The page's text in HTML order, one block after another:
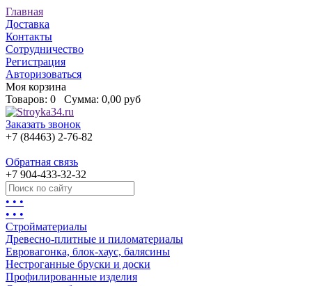
Главная
Доставка
Контакты
Сотрудничество
Регистрация
Авторизоваться
Моя корзина
Товаров: 0 Сумма: 0,00 руб
Заказать звонок
+7 (84463) 2-76-82
Обратная связь
+7 904-433-32-32
• • •
• • •
Стройматериалы
Древесно-плитные и пиломатериалы
Евровагонка, блок-хаус, балясины
Нестроганные бруски и доски
Профилированные изделия